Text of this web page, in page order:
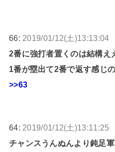
66: 2019/01/12(土)13:13:04
2番に強打者置くのは結構え
1番が塁出て2番で返す感じの
>>63
64: 2019/01/12(土)13:11:25
チャンスうんぬんより鈍足